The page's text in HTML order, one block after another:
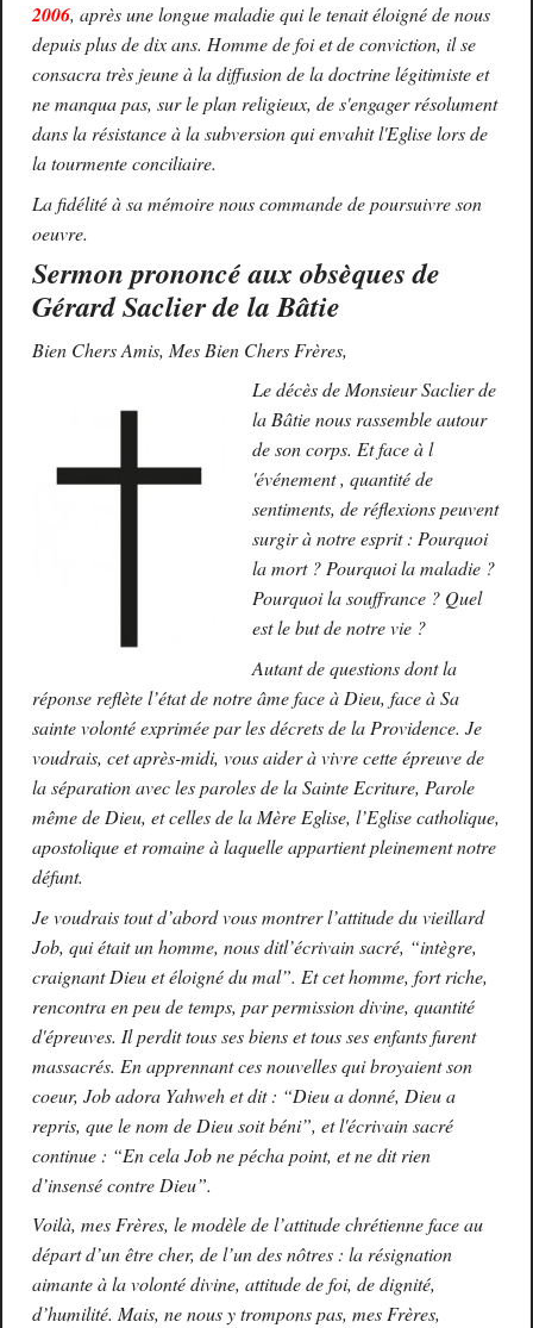
2006, après une longue maladie qui le tenait éloigné de nous
depuis plus de dix ans. Homme de foi et de conviction, il se
consacra très jeune à la diffusion de la doctrine légitimiste et
ne manqua pas, sur le plan religieux, de s'engager résolument
dans la résistance à la subversion qui envahit l'Eglise lors de
la tourmente conciliaire.
La fidélité à sa mémoire nous commande de poursuivre son
oeuvre.
Sermon prononcé aux obsèques de
Gérard Saclier de la Bâtie
Bien Chers Amis, Mes Bien Chers Frères,
Le décès de Monsieur Saclier de
la Bâtie nous rassemble autour
de son corps. Et face à l
'événement , quantité de
sentiments, de réflexions peuvent
surgir à notre esprit : Pourquoi
la mort ? Pourquoi la maladie ?
Pourquoi la souffrance ? Quel
est le but de notre vie ?
Autant de questions dont la
réponse reflète l’état de notre âme face à Dieu, face à Sa
sainte volonté exprimée par les décrets de la Providence. Je
voudrais, cet après-midi, vous aider à vivre cette épreuve de
la séparation avec les paroles de la Sainte Ecriture, Parole
même de Dieu, et celles de la Mère Eglise, l’Eglise catholique,
apostolique et romaine à laquelle appartient pleinement notre
défunt.
Je voudrais tout d’abord vous montrer l’attitude du vieillard
Job, qui était un homme, nous ditl’écrivain sacré, “intègre,
craignant Dieu et éloigné du mal”. Et cet homme, fort riche,
rencontra en peu de temps, par permission divine, quantité
d'épreuves. Il perdit tous ses biens et tous ses enfants furent
massacrés. En apprennant ces nouvelles qui broyaient son
coeur, Job adora Yahweh et dit : “Dieu a donné, Dieu a
repris, que le nom de Dieu soit béni”, et l'écrivain sacré
continue : “En cela Job ne pécha point, et ne dit rien
d’insensé contre Dieu”.
Voilà, mes Frères, le modèle de l’attitude chrétienne face au
départ d’un être cher, de l’un des nôtres : la résignation
aimante à la volonté divine, attitude de foi, de dignité,
d’humilité. Mais, ne nous y trompons pas, mes Frères,